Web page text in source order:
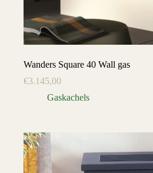
Wanders Square 40 Wall gas
€3.145,00
Gaskachels